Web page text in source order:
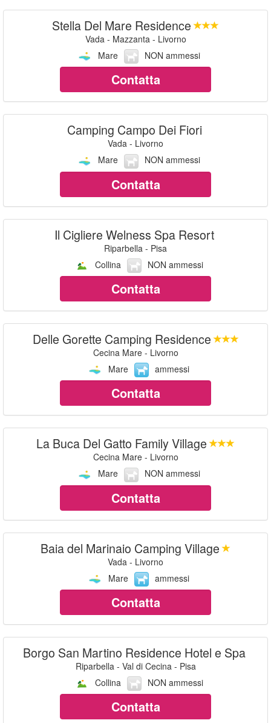
Stella Del Mare Residence
Vada - Mazzanta - Livorno
Mare
NON ammessi
Contatta
Camping Campo Dei Fiori
Vada - Livorno
Mare
NON ammessi
Contatta
Il Cigliere Welness Spa Resort
Riparbella - Pisa
Collina
NON ammessi
Contatta
Delle Gorette Camping Residence
Cecina Mare - Livorno
Mare
ammessi
Contatta
La Buca Del Gatto Family Village
Cecina Mare - Livorno
Mare
NON ammessi
Contatta
Baia del Marinaio Camping Village
Vada - Livorno
Mare
ammessi
Contatta
Borgo San Martino Residence Hotel e Spa
Riparbella - Val di Cecina - Pisa
Collina
NON ammessi
Contatta